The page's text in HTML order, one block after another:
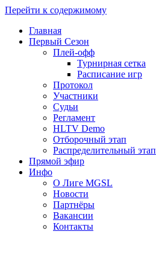
Перейти к содержимому
Главная
Первый Сезон
Плей-офф
Турнирная сетка
Расписание игр
Протокол
Участники
Судьи
Регламент
HLTV Demo
Отборочный этап
Распределительный этап
Прямой эфир
Инфо
О Лиге MGSL
Новости
Партнёры
Вакансии
Контакты